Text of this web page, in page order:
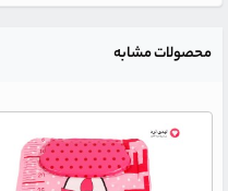
محصولات مشابه